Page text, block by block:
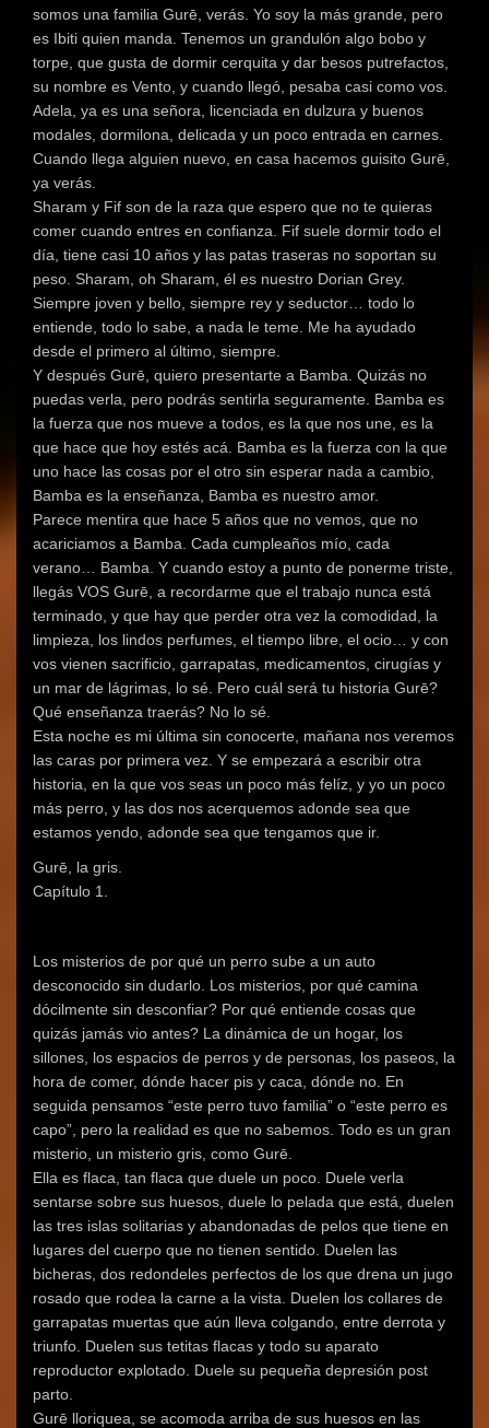
somos una familia Gurē, verás. Yo soy la más grande, pero
es Ibiti quien manda. Tenemos un grandulón algo bobo y
torpe, que gusta de dormir cerquita y dar besos putrefactos,
su nombre es Vento, y cuando llegó, pesaba casi como vos.
Adela, ya es una señora, licenciada en dulzura y buenos
modales, dormilona, delicada y un poco entrada en carnes.
Cuando llega alguien nuevo, en casa hacemos guisito Gurē,
ya verás.
Sharam y Fif son de la raza que espero que no te quieras
comer cuando entres en confianza. Fif suele dormir todo el
día, tiene casi 10 años y las patas traseras no soportan su
peso. Sharam, oh Sharam, él es nuestro Dorian Grey.
Siempre joven y bello, siempre rey y seductor… todo lo
entiende, todo lo sabe, a nada le teme. Me ha ayudado
desde el primero al último, siempre.
Y después Gurē, quiero presentarte a Bamba. Quizás no
puedas verla, pero podrás sentirla seguramente. Bamba es
la fuerza que nos mueve a todos, es la que nos une, es la
que hace que hoy estés acá. Bamba es la fuerza con la que
uno hace las cosas por el otro sin esperar nada a cambio,
Bamba es la enseñanza, Bamba es nuestro amor.
Parece mentira que hace 5 años que no vemos, que no
acariciamos a Bamba. Cada cumpleaños mío, cada
verano… Bamba. Y cuando estoy a punto de ponerme triste,
llegás VOS Gurē, a recordarme que el trabajo nunca está
terminado, y que hay que perder otra vez la comodidad, la
limpieza, los lindos perfumes, el tiempo libre, el ocio… y con
vos vienen sacrificio, garrapatas, medicamentos, cirugías y
un mar de lágrimas, lo sé. Pero cuál será tu historia Gurē?
Qué enseñanza traerás? No lo sé.
Esta noche es mi última sin conocerte, mañana nos veremos
las caras por primera vez. Y se empezará a escribir otra
historia, en la que vos seas un poco más felíz, y yo un poco
más perro, y las dos nos acerquemos adonde sea que
estamos yendo, adonde sea que tengamos que ir.
Gurē, la gris.
Capítulo 1.
Los misterios de por qué un perro sube a un auto
desconocido sin dudarlo. Los misterios, por qué camina
dócilmente sin desconfiar? Por qué entiende cosas que
quizás jamás vio antes? La dinámica de un hogar, los
sillones, los espacios de perros y de personas, los paseos, la
hora de comer, dónde hacer pis y caca, dónde no. En
seguida pensamos “este perro tuvo familia” o “este perro es
capo”, pero la realidad es que no sabemos. Todo es un gran
misterio, un misterio gris, como Gurē.
Ella es flaca, tan flaca que duele un poco. Duele verla
sentarse sobre sus huesos, duele lo pelada que está, duelen
las tres islas solitarias y abandonadas de pelos que tiene en
lugares del cuerpo que no tienen sentido. Duelen las
bicheras, dos redondeles perfectos de los que drena un jugo
rosado que rodea la carne a la vista. Duelen los collares de
garrapatas muertas que aún lleva colgando, entre derrota y
triunfo. Duelen sus tetitas flacas y todo su aparato
reproductor explotado. Duele su pequeña depresión post
parto.
Gurē lloriquea, se acomoda arriba de sus huesos en las